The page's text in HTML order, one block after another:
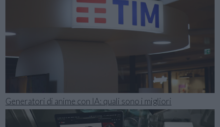
Generatori di anime con IA: quali sono i migliori